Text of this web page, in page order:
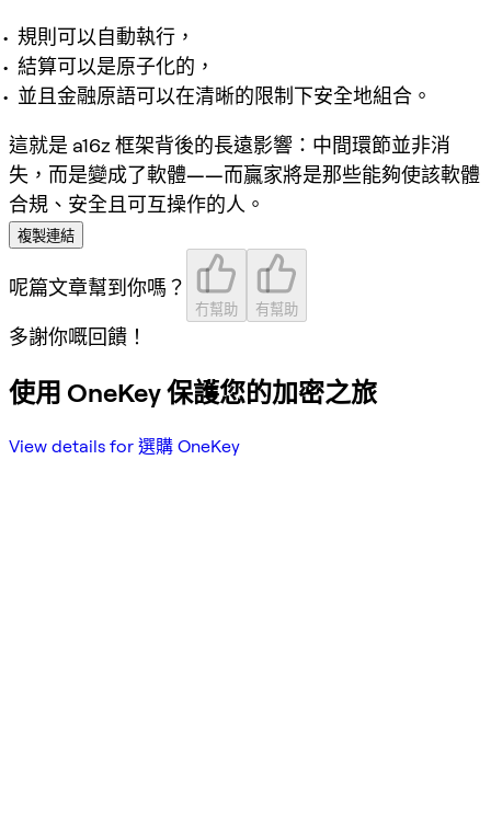
規則可以自動執行，
結算可以是原子化的，
並且金融原語可以在清晰的限制下安全地組合。
這就是 a16z 框架背後的長遠影響： 中間環節並非消
失，而是變成了軟體——而贏家將是那些能夠使該軟體
合規、安全且可互操作的人。
複製連結
呢篇文章幫到你嗎？
冇幫助 有幫助
多謝你嘅回饋！
使用 OneKey 保護您的加密之旅
View details for 選購 OneKey